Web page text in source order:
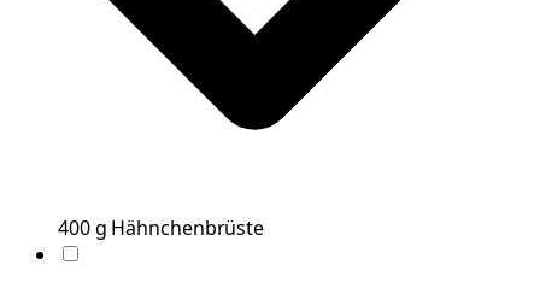
400g Hähnchenbrüste